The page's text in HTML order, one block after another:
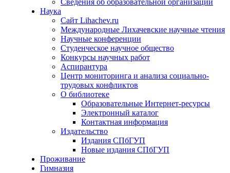
Сведения об образовательной организации
Наука
Сайт Lihachev.ru
Международные Лихачевские научные чтения
Научные конференции
Студенческое научное общество
Конкурсы научных работ
Аспирантура
Центр мониторинга и анализа социально-
трудовых конфликтов
О библиотеке
Образовательные Интернет-ресурсы
Электронный каталог
Контактная информация
Издательство
Издания СПбГУП
Новые издания СПбГУП
Проживание
Гимназия